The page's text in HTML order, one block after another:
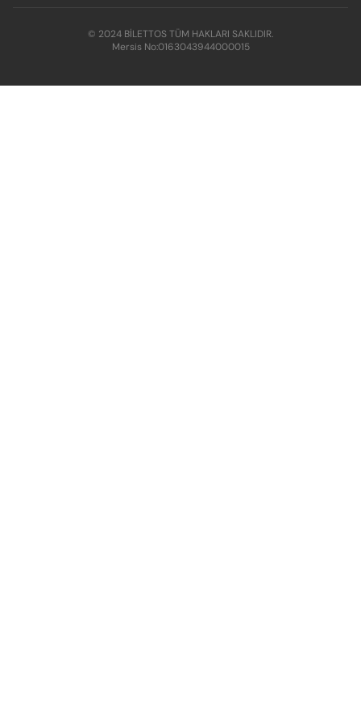
© 2024 BİLETTOS TÜM HAKLARI SAKLIDIR.
Mersis No:0163043944000015